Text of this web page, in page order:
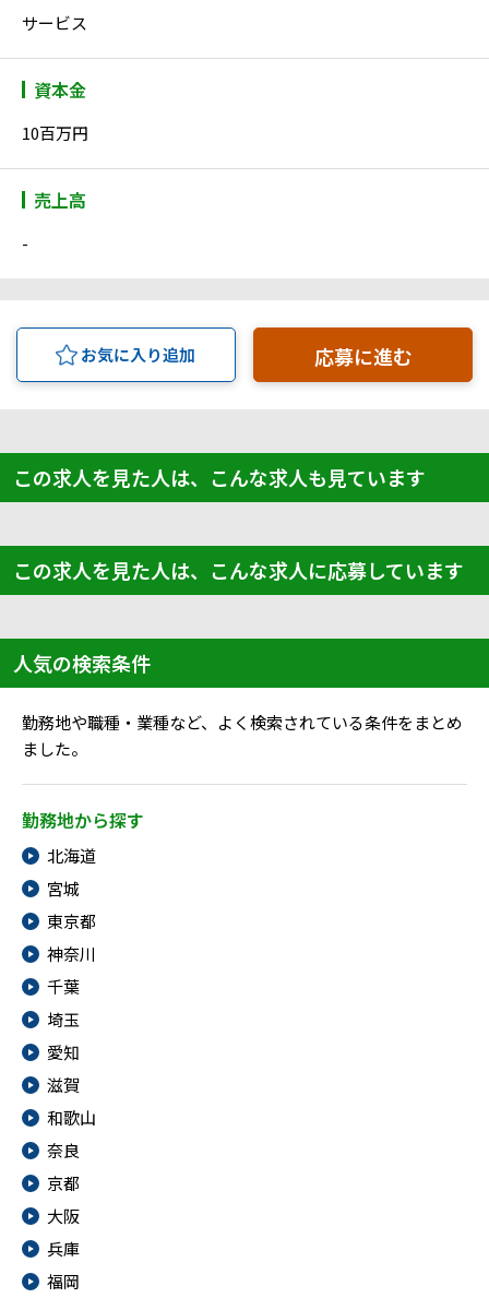
サービス
資本金
10百万円
売上高
-
お気に入り追加 応募に進む
この求人を見た人は、こんな求人も見ています
この求人を見た人は、こんな求人に応募しています
人気の検索条件
勤務地や職種・業種など、よく検索されている条件をまとめ
ました。
勤務地から探す
北海道
宮城
東京都
神奈川
千葉
埼玉
愛知
滋賀
和歌山
奈良
京都
大阪
兵庫
福岡